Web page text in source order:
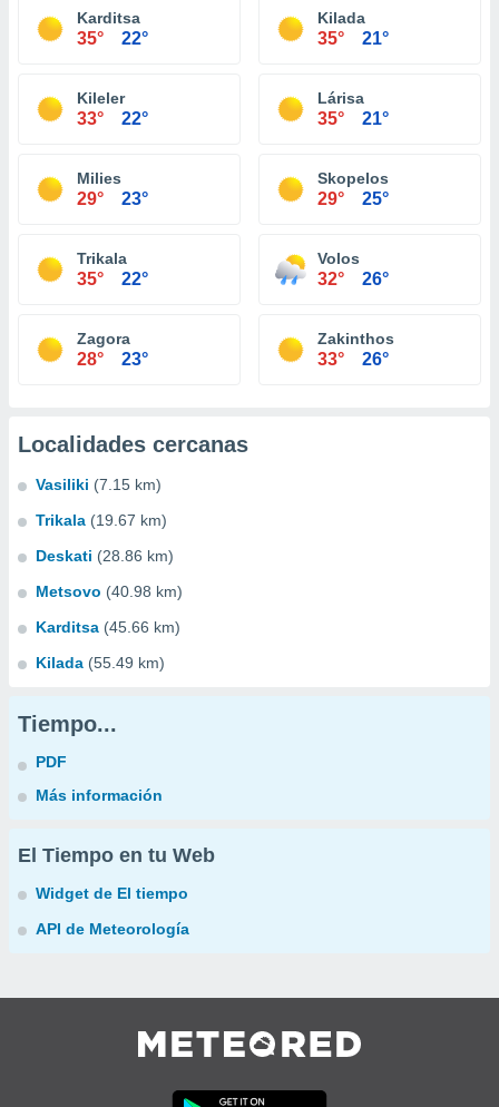
Karditsa
35° 22°
Kilada
35° 21°
Kileler
33° 22°
Lárisa
35° 21°
Milies
29° 23°
Skopelos
29° 25°
Trikala
35° 22°
Volos
32° 26°
Zagora
28° 23°
Zakinthos
33° 26°
Localidades cercanas
Vasiliki (7.15 km)
Trikala (19.67 km)
Deskati (28.86 km)
Metsovo (40.98 km)
Karditsa (45.66 km)
Kilada (55.49 km)
Tiempo...
PDF
Más información
El Tiempo en tu Web
Widget de El tiempo
API de Meteorología